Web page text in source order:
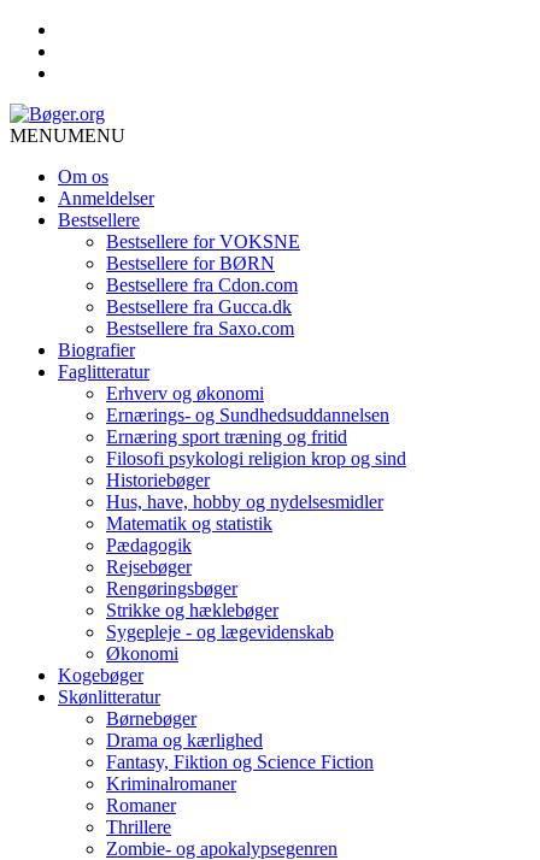
MENUMENU
Om os
Anmeldelser
Bestsellere
Bestsellere for VOKSNE
Bestsellere for BØRN
Bestsellere fra Cdon.com
Bestsellere fra Gucca.dk
Bestsellere fra Saxo.com
Biografier
Faglitteratur
Erhverv og økonomi
Ernærings- og Sundhedsuddannelsen
Ernæring sport træning og fritid
Filosofi psykologi religion krop og sind
Historiebøger
Hus, have, hobby og nydelsesmidler
Matematik og statistik
Pædagogik
Rejsebøger
Rengøringsbøger
Strikke og hæklebøger
Sygepleje - og lægevidenskab
Økonomi
Kogebøger
Skønlitteratur
Børnebøger
Drama og kærlighed
Fantasy, Fiktion og Science Fiction
Kriminalromaner
Romaner
Thrillere
Zombie- og apokalypsegenren